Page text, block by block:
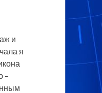
и
я
–